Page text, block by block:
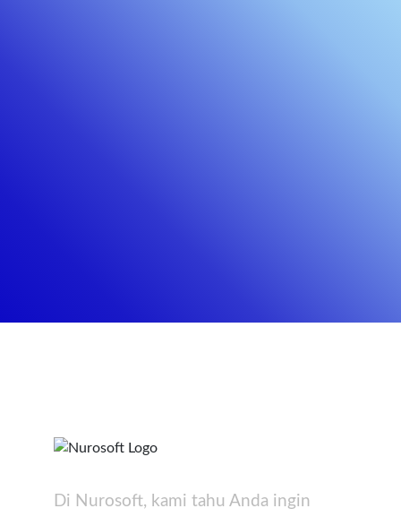
Di Nurosoft, kami tahu Anda ingin